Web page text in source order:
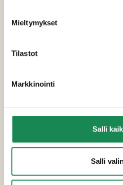
Mieltymykset
Tilastot
Markkinointi
Salli
Salli
1 rkl
sitruunamehua
Keitä pasta suolalla
pakkauksen ohjeen mukaan.
se kylmällä vedellä, jotta se
Pilko vesimeloni, kurkku, ja
Aseta ne isoon kulhoon.